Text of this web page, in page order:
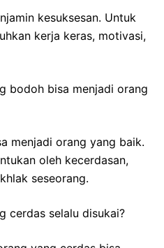
kesuksesan. Untuk
kerja keras, motivasi,
bodoh bisa menjadi orang
menjadi orang yang baik.
oleh kecerdasan,
seseorang.
cerdas selalu disukai?